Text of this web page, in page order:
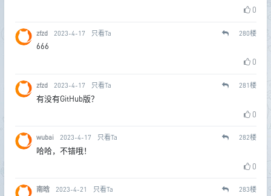
0
zfzd 2023-4-17 只看Ta 280楼
666
0
zfzd 2023-4-17 只看Ta 281楼
有没有GitHub版？
0
wubai 2023-4-17 只看Ta 282楼
哈哈，不错哦！
0
南晗 2023-4-21 只看Ta 283楼